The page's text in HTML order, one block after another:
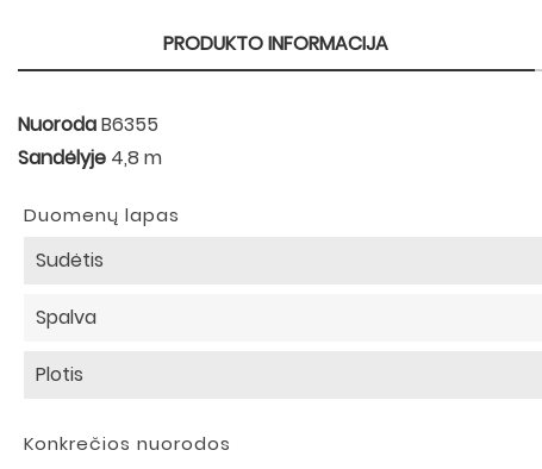
PRODUKTO INFORMACIJA
NuorodaB6355
Sandėlyje 4,8 m
Duomenų lapas
Sudėtis
Spalva
Plotis
Konkrečios nuorodos